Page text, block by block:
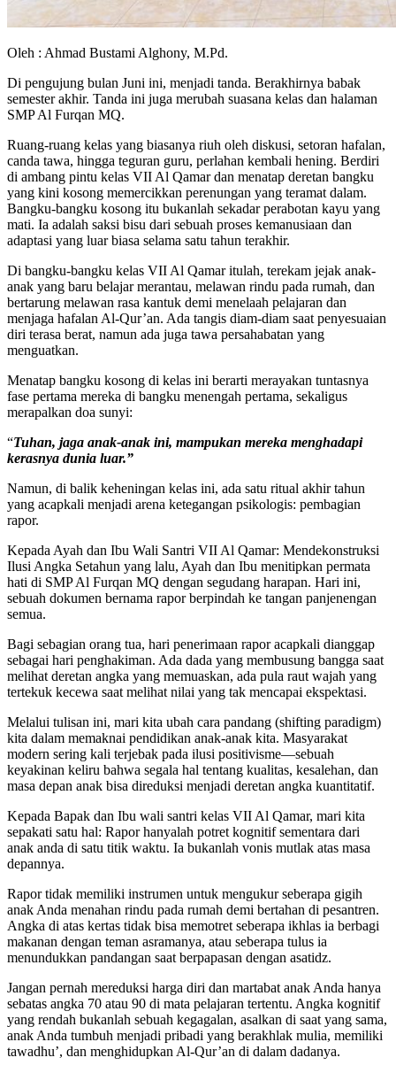
Oleh : Ahmad Bustami Alghony, M.Pd.
Di pengujung bulan Juni ini, menjadi tanda. Berakhirnya babak
semester akhir. Tanda ini juga merubah suasana kelas dan halaman
SMP Al Furqan MQ.
Ruang-ruang kelas yang biasanya riuh oleh diskusi, setoran hafalan,
canda tawa, hingga teguran guru, perlahan kembali hening. Berdiri
di ambang pintu kelas VII Al Qamar dan menatap deretan bangku
yang kini kosong memercikkan perenungan yang teramat dalam.
Bangku-bangku kosong itu bukanlah sekadar perabotan kayu yang
mati. Ia adalah saksi bisu dari sebuah proses kemanusiaan dan
adaptasi yang luar biasa selama satu tahun terakhir.
Di bangku-bangku kelas VII Al Qamar itulah, terekam jejak anak-
anak yang baru belajar merantau, melawan rindu pada rumah, dan
bertarung melawan rasa kantuk demi menelaah pelajaran dan
menjaga hafalan Al-Qur’an. Ada tangis diam-diam saat penyesuaian
diri terasa berat, namun ada juga tawa persahabatan yang
menguatkan.
Menatap bangku kosong di kelas ini berarti merayakan tuntasnya
fase pertama mereka di bangku menengah pertama, sekaligus
merapalkan doa sunyi:
“Tuhan, jaga anak-anak ini, mampukan mereka menghadapi
kerasnya dunia luar.”
Namun, di balik keheningan kelas ini, ada satu ritual akhir tahun
yang acapkali menjadi arena ketegangan psikologis: pembagian
rapor.
Kepada Ayah dan Ibu Wali Santri VII Al Qamar: Mendekonstruksi
Ilusi Angka Setahun yang lalu, Ayah dan Ibu menitipkan permata
hati di SMP Al Furqan MQ dengan segudang harapan. Hari ini,
sebuah dokumen bernama rapor berpindah ke tangan panjenengan
semua.
Bagi sebagian orang tua, hari penerimaan rapor acapkali dianggap
sebagai hari penghakiman. Ada dada yang membusung bangga saat
melihat deretan angka yang memuaskan, ada pula raut wajah yang
tertekuk kecewa saat melihat nilai yang tak mencapai ekspektasi.
Melalui tulisan ini, mari kita ubah cara pandang (shifting paradigm)
kita dalam memaknai pendidikan anak-anak kita. Masyarakat
modern sering kali terjebak pada ilusi positivisme—sebuah
keyakinan keliru bahwa segala hal tentang kualitas, kesalehan, dan
masa depan anak bisa direduksi menjadi deretan angka kuantitatif.
Kepada Bapak dan Ibu wali santri kelas VII Al Qamar, mari kita
sepakati satu hal: Rapor hanyalah potret kognitif sementara dari
anak anda di satu titik waktu. Ia bukanlah vonis mutlak atas masa
depannya.
Rapor tidak memiliki instrumen untuk mengukur seberapa gigih
anak Anda menahan rindu pada rumah demi bertahan di pesantren.
Angka di atas kertas tidak bisa memotret seberapa ikhlas ia berbagi
makanan dengan teman asramanya, atau seberapa tulus ia
menundukkan pandangan saat berpapasan dengan asatidz.
Jangan pernah mereduksi harga diri dan martabat anak Anda hanya
sebatas angka 70 atau 90 di mata pelajaran tertentu. Angka kognitif
yang rendah bukanlah sebuah kegagalan, asalkan di saat yang sama,
anak Anda tumbuh menjadi pribadi yang berakhlak mulia, memiliki
tawadhu’, dan menghidupkan Al-Qur’an di dalam dadanya.